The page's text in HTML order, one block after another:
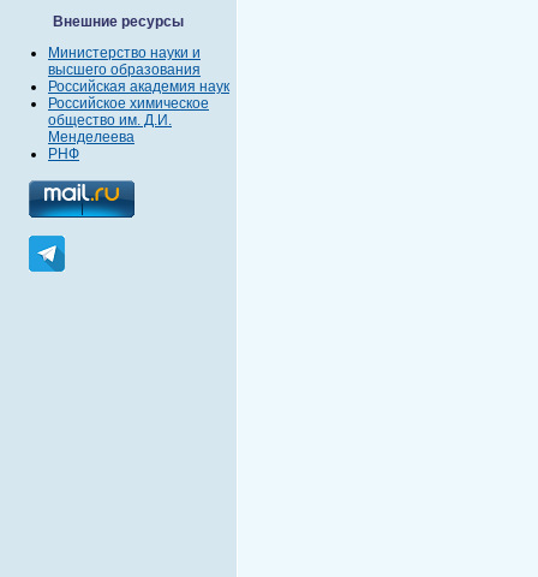
Внешние ресурсы
Министерство науки и
высшего образования
Российская академия наук
Российское химическое
общество им. Д.И.
Менделеева
РНФ